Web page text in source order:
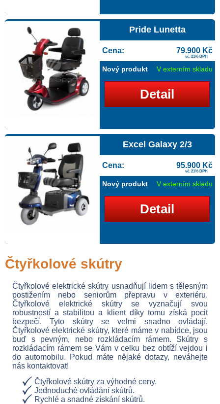
Pride Lunetta
Cena: 79.900 Kč
vč. 21% DPH
Nový produkt V externím skladu
Detail
Excel Galaxy 2/3
Cena: 95.900 Kč
vč. 21% DPH
Nový produkt V externím skladu
Detail
Čtyřkolové skútry
Čtyřkolové elektrické skútry usnadňují lidem s tělesným
postižením nebo seniorům přepravu v exteriéru.
Čtyřkolové elektrické skútry se vyznačují svou
robustností a stabilitou a klient díky tomu získá pocit
bezpečí. Tyto skútry se velmi snadno ovládají.
Čtyřkolové elektrické skútry, které máme v nabídce, jsou
buď s pevným, nebo rozkládacím rámem. Skútry s
rozkládacím rámem se Vám v celku bez obtíží vejdou i
do automobilu. Pokud máte nějaké dotazy, neváhejte
nás kontaktovat!
Čtyřkolové skútry za výhodné ceny.
Jednoduché ovládání skútrů.
Rychlé a snadné získání skútrů.